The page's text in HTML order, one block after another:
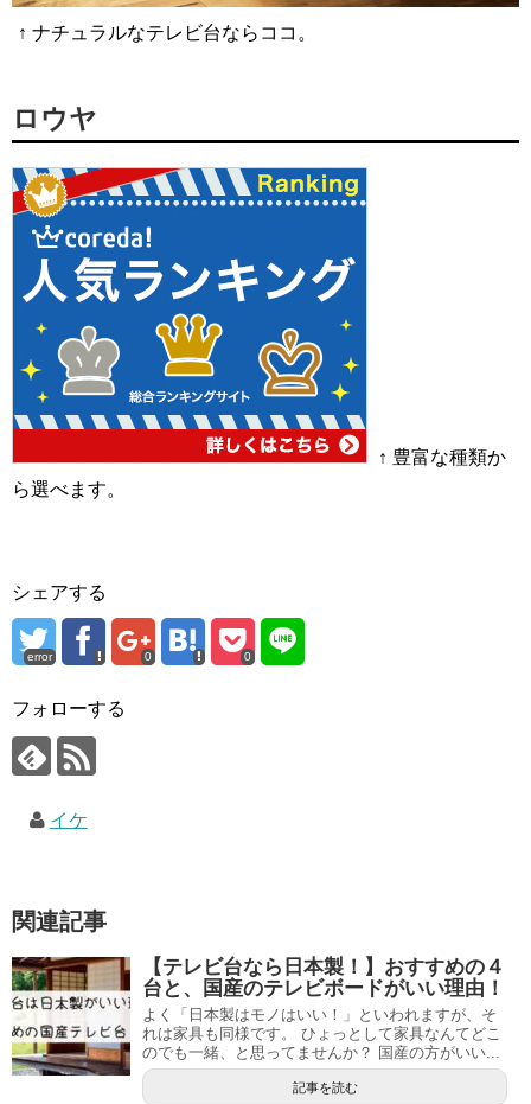
↑ ナチュラルなテレビ台ならココ。
ロウヤ
↑ 豊富な種類か
ら選べます。
シェアする
error 0 0
フォローする
イケ
関連記事
【テレビ台なら日本製！】おすすめの４
台と、国産のテレビボードがいい理由！
よく「日本製はモノはいい！」といわれますが、そ
れは家具も同様です。 ひょっとして家具なんてどこ
のでも一緒、と思ってませんか？ 国産の方がいい...
記事を読む